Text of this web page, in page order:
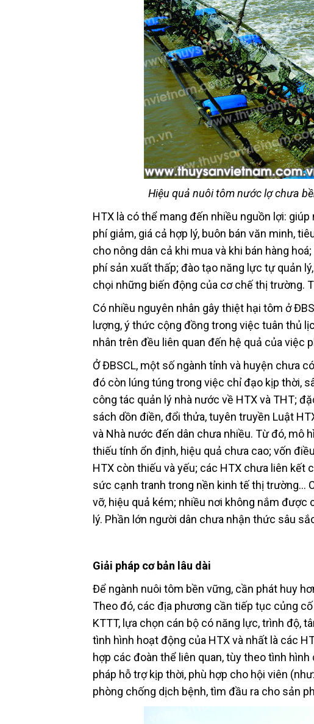
Hiệu quả nuôi tôm nước lợ chưa
HTX là có thể mang đến nhiều nguồn lợi:
phí giảm, giá cả hợp lý, buôn bán văn minh,
cho nông dân cả khi mua và khi bán hàng
phí sản xuất thấp; đào tạo năng lực tự quản
chọi những biến động của cơ chế thị trường.
Có nhiều nguyên nhân gây thiệt hại tôm ở
lượng, ý thức cộng đồng trong việc tuân thủ
nhân trên đều liên quan đến hệ quả của việc
Ở ĐBSCL, một số ngành tỉnh và huyện chưa
đó còn lúng túng trong việc chỉ đạo kịp thời,
công tác quản lý nhà nước về HTX và THT;
sách dồn điền, đổi thửa, tuyên truyền Luật
và Nhà nước đến dân chưa nhiều. Từ đó, mô
thiếu tính ổn định, hiệu quả chưa cao; vốn
HTX còn thiếu và yếu; các HTX chưa liên kết
sức cạnh tranh trong nền kinh tế thị trường…
vỡ, hiệu quả kém; nhiều nơi không nắm
lý. Phần lớn người dân chưa nhận thức sâu
Giải pháp cơ bản lâu dài
Để ngành nuôi tôm bền vững, cần phát huy
Theo đó, các địa phương cần tiếp tục củng
KTTT, lựa chọn cán bộ có năng lực, trình độ,
tình hình hoạt động của HTX và nhất là các
hợp các đoàn thể liên quan, tùy theo tình
pháp hỗ trợ kịp thời, phù hợp cho hội viên
phòng chống dịch bệnh, tìm đầu ra cho sản